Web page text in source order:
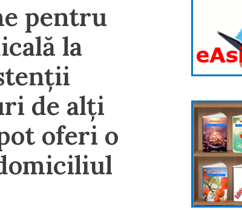
pentru
la
de alți
oferi o